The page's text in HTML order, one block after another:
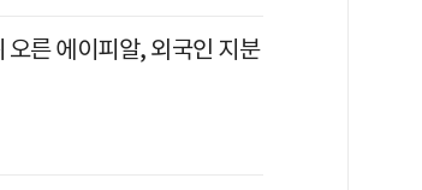
른 에이피알, 외국인 지분